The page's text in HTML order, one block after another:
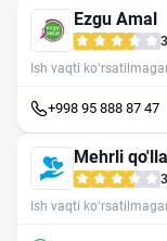
Ezgu Amal
Ish vaqti
+998 95 888 87 47
Mehrli
Ish vaqti